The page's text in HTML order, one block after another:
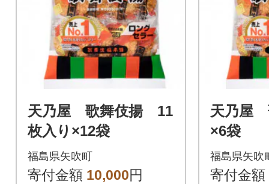
天乃屋 歌舞伎揚 11
枚入り×12袋
福島県矢吹町
寄付金額 10,000円
天乃屋
×6袋
福島県矢吹
寄付金額